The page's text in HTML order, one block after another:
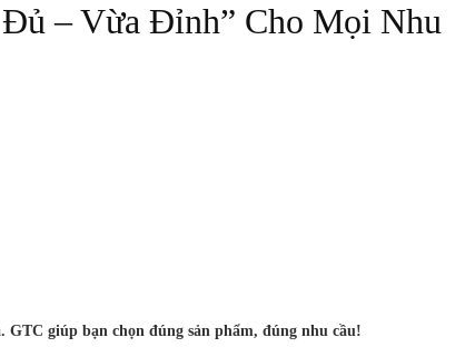
– Vừa Đỉnh” Cho Mọi Nhu
GTC giúp bạn chọn đúng sản phẩm, đúng nhu cầu!